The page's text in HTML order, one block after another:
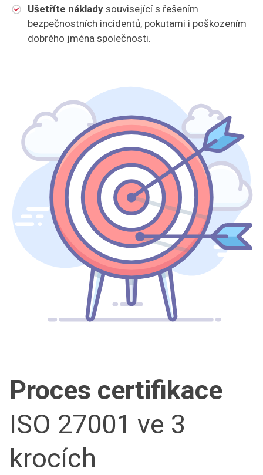
Ušetříte nákladysouvisející s řešením
bezpečnostních incidentů, pokutami i poškozením
dobrého jména společnosti.
Proces certifikace
ISO 27001 ve 3
krocích